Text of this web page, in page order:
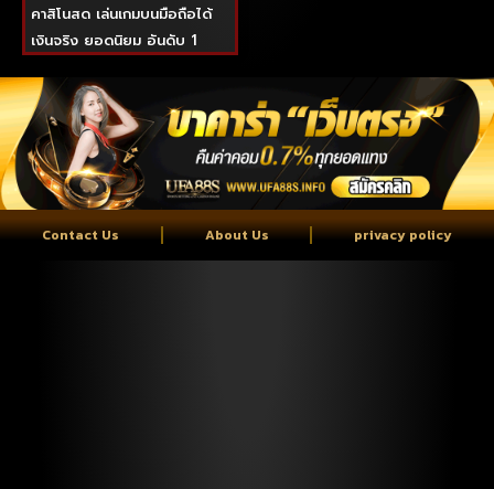
คาสิโนสด เล่นเกมบนมือถือได้
เงินจริง ยอดนิยม อันดับ 1
Contact Us About Us privacy policy